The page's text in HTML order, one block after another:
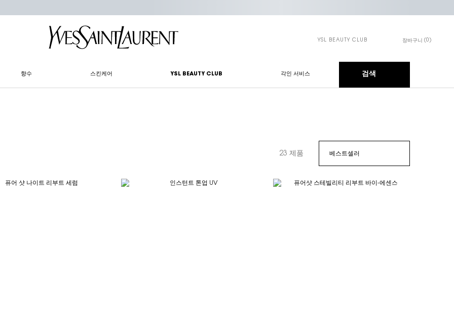
YSL BEAUTY CLUB 장바구니 0
향수 스킨케어 YSL BEAUTY CLUB 각인 서비스 검색
23 제품